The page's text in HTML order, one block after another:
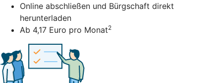
Online abschließen und Bürgschaft direkt
herunterladen
Ab 4,17 Euro pro Monat2